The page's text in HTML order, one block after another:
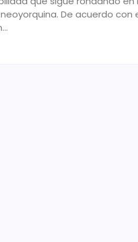
De acuerdo con